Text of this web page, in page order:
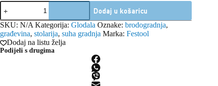
Festool
glodala
za
obradu
rubova
(radijus)
S8
Dodaj u košaricu
SKU: N/A Kategorija: Glodala Oznake: brodogradnja,
građevina, stolarija, suha gradnja Marka: Festool
Dodaj na listu želja
Podijeli s drugima